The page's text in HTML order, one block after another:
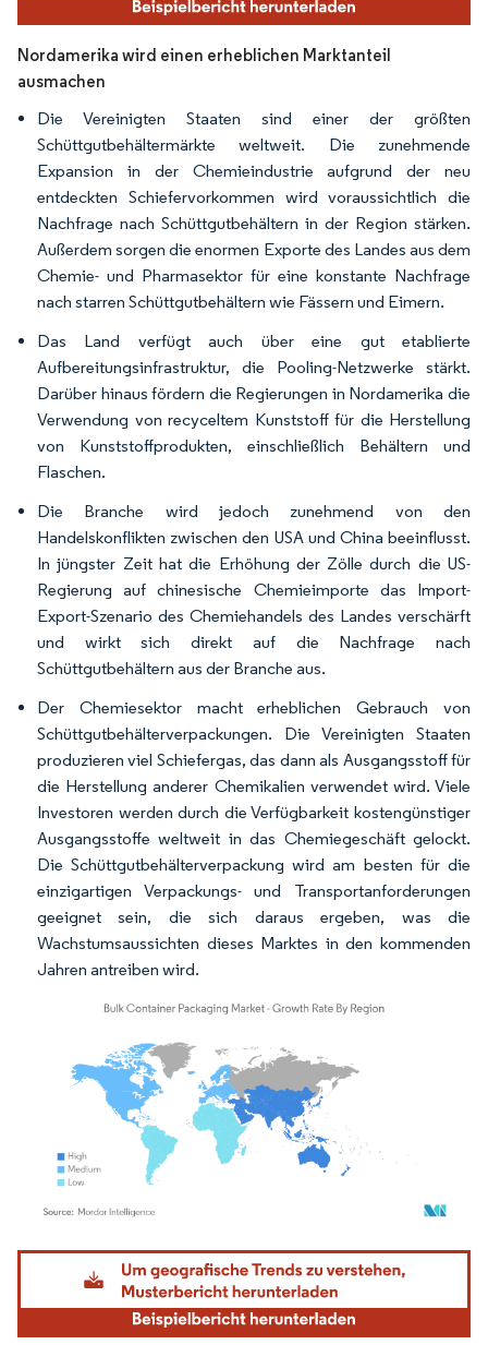
Nordamerika wird einen erheblichen Marktanteil
ausmachen
Die Vereinigten Staaten sind einer der größten
Schüttgutbehältermärkte weltweit. Die zunehmende
Expansion in der Chemieindustrie aufgrund der neu
entdeckten Schiefervorkommen wird voraussichtlich die
Nachfrage nach Schüttgutbehältern in der Region stärken.
Außerdem sorgen die enormen Exporte des Landes aus dem
Chemie- und Pharmasektor für eine konstante Nachfrage
nach starren Schüttgutbehältern wie Fässern und Eimern.
Das Land verfügt auch über eine gut etablierte
Aufbereitungsinfrastruktur, die Pooling-Netzwerke stärkt.
Darüber hinaus fördern die Regierungen in Nordamerika die
Verwendung von recyceltem Kunststoff für die Herstellung
von Kunststoffprodukten, einschließlich Behältern und
Flaschen.
Die Branche wird jedoch zunehmend von den
Handelskonflikten zwischen den USA und China beeinflusst.
In jüngster Zeit hat die Erhöhung der Zölle durch die US-
Regierung auf chinesische Chemieimporte das Import-
Export-Szenario des Chemiehandels des Landes verschärft
und wirkt sich direkt auf die Nachfrage nach
Schüttgutbehältern aus der Branche aus.
Der Chemiesektor macht erheblichen Gebrauch von
Schüttgutbehälterverpackungen. Die Vereinigten Staaten
produzieren viel Schiefergas, das dann als Ausgangsstoff für
die Herstellung anderer Chemikalien verwendet wird. Viele
Investoren werden durch die Verfügbarkeit kostengünstiger
Ausgangsstoffe weltweit in das Chemiegeschäft gelockt.
Die Schüttgutbehälterverpackung wird am besten für die
einzigartigen Verpackungs- und Transportanforderungen
geeignet sein, die sich daraus ergeben, was die
Wachstumsaussichten dieses Marktes in den kommenden
Jahren antreiben wird.
Bild © Mordor Intelligence. Wiederverwendung erfordert Namensnennung gemäß